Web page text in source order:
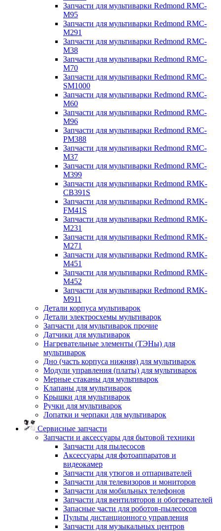
Запчасти для мультиварки Redmond RMC-
M95
Запчасти для мультиварки Redmond RMC-
M291
Запчасти для мультиварки Redmond RMC-
M38
Запчасти для мультиварки Redmond RMC-
M70
Запчасти для мультиварки Redmond RMC-
SM1000
Запчасти для мультиварки Redmond RMC-
M60
Запчасти для мультиварки Redmond RMC-
M96
Запчасти для мультиварки Redmond RMC-
PM388
Запчасти для мультиварки Redmond RMC-
M37
Запчасти для мультиварки Redmond RMC-
M399
Запчасти для мультиварки Redmond RMK-
CB391S
Запчасти для мультиварки Redmond RMK-
FM41S
Запчасти для мультиварки Redmond RMK-
M231
Запчасти для мультиварки Redmond RMK-
M271
Запчасти для мультиварки Redmond RMK-
M451
Запчасти для мультиварки Redmond RMK-
M452
Запчасти для мультиварки Redmond RMK-
M911
Детали корпуса мультиварок
Детали электросхемы мультиварок
Запчасти для мультиварок прочие
Датчики для мультиварок
Нагревательные элементы (ТЭНы) для
мультиварок
Дно (часть корпуса нижняя) для мультиварок
Модули управления (платы) для мультиварок
Мерные стаканы для мультиварок
Клапаны для мультиварок
Крышки для мультиварок
Ручки для мультиварок
Лопатки и черпаки для мультиварок
Сервисные запчасти
Запчасти и аксессуары для бытовой техники
Запчасти для пылесосов
Аксессуары для фотоаппаратов и
видеокамер
Запчасти для утюгов и отпаривателей
Запчасти для телевизоров и мониторов
Запчасти для мобильных телефонов
Запчасти для вентиляторов и обогревателей
Запасные части для роботов-пылесосов
Пульты дистанционного управления
Запчасти для музыкальных центров